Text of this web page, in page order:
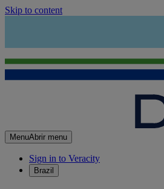
Skip to content
MenuAbrir menu
Sign in to Veracity
Brazil